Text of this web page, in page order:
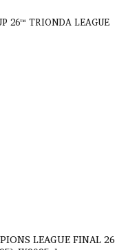
26™ TRIONDA LEAGUE